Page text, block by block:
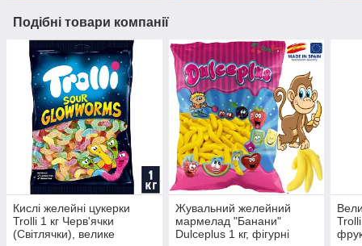
Подібні товари компанії
Кислі желейні цукерки
Trolli 1 кг Черв'ячки
(Світлячки), велике
Жувальний желейний
мармелад "Банани"
Dulceplus 1 кг, фігурні